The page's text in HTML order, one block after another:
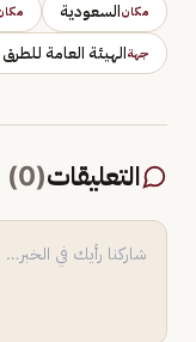
مكانالسعودية
جهةالهيئة العامة
التعليقات(
0
)